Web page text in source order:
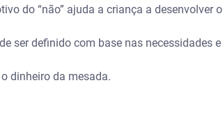
do “não” ajuda a criança a desenvolver o
ser definido com base nas necessidades e
dinheiro da mesada.